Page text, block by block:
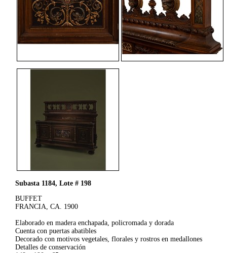
Subasta 1184, Lote # 198
BUFFET
FRANCIA, CA. 1900
Elaborado en madera enchapada, policromada y dorada
Cuenta con puertas abatibles
Decorado con motivos vegetales, florales y rostros en medallones
Detalles de conservación